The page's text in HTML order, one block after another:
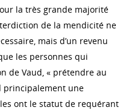
la très grande majorité
de la mendicité ne
mais d’un revenu
les personnes qui
de Vaud, « prétendre au
principalement une
ont le statut de requérant